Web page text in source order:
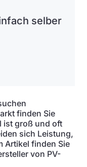
selber
finden Sie
ist groß und oft
sich Leistung,
Artikel finden Sie
von PV-